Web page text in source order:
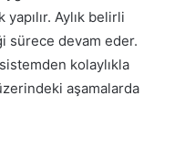
Aylık belirli
sürece devam eder.
kolaylıkla
aşamalarda